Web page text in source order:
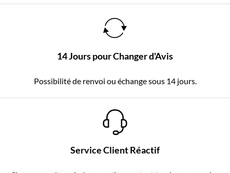
14 Jours pour Changer d'Avis
Possibilité de renvoi ou échange sous 14 jours.
Service Client Réactif